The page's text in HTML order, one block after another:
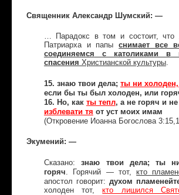
Священник Александр Шумский: —
… Парадокс в том и состоит, что
Патриарха и папыснимает все
соединяемся
с католиками
в
спасения Христианской культуры.
15. знаю твои дела; ты ни
если бы ты был холоден, или
16. Но, как ты тепл, а не горяч и
изблевати тя от уст моих имам
(Откровение Иоанна Богослова
Экумений: —
Сказано:знаю твои дела; ты
горяч. Горячий — тот,кто
апостол говорит: духом
холоден тот,кто лишился